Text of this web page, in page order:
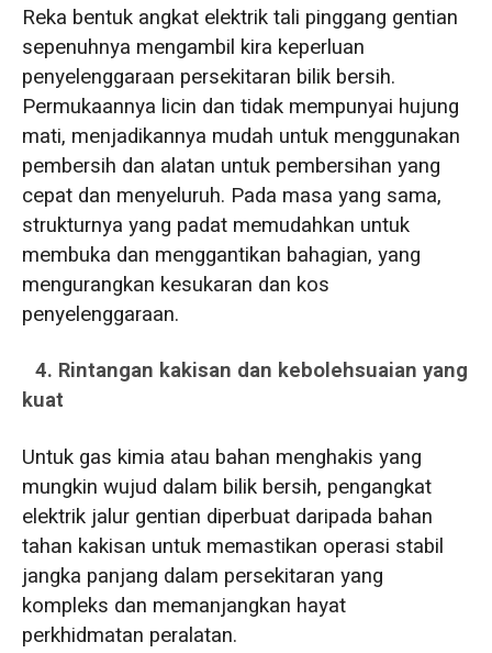
Reka bentuk angkat elektrik tali pinggang gentian
sepenuhnya mengambil kira keperluan
penyelenggaraan persekitaran bilik bersih.
Permukaannya licin dan tidak mempunyai hujung
mati, menjadikannya mudah untuk menggunakan
pembersih dan alatan untuk pembersihan yang
cepat dan menyeluruh. Pada masa yang sama,
strukturnya yang padat memudahkan untuk
membuka dan menggantikan bahagian, yang
mengurangkan kesukaran dan kos
penyelenggaraan.
4. Rintangan kakisan dan kebolehsuaian yang
kuat
Untuk gas kimia atau bahan menghakis yang
mungkin wujud dalam bilik bersih, pengangkat
elektrik jalur gentian diperbuat daripada bahan
tahan kakisan untuk memastikan operasi stabil
jangka panjang dalam persekitaran yang
kompleks dan memanjangkan hayat
perkhidmatan peralatan.